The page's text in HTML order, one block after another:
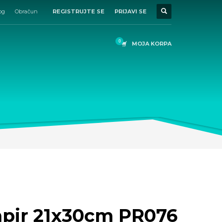
Obračun REGISTRUJTE SE PRIJAVI SE
MOJA KORPA
21x30cm PR076